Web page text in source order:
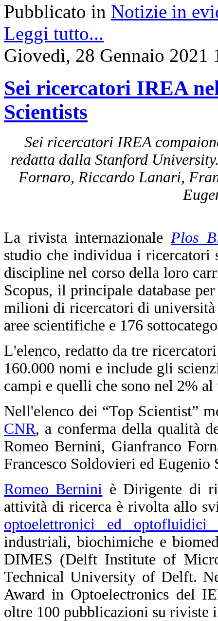
Pubblicato in Notizie in
Leggi tutto...
Giovedì, 28 Gennaio 2021
Sei ricercatori IREA
Scientists
Sei ricercatori IREA
redatta dalla Stanford
Fornaro, Riccardo Lanari,
La rivista internazionale Plos
studio che individua i
discipline nel corso della loro
Scopus, il principale database
milioni di ricercatori di
aree scientifiche e 176
L'elenco, redatto da tre
160.000 nomi e include gli
campi e quelli che sono nel 2%
Nell'elenco dei “Top Scientist”
CNR, a conferma della qualità
Romeo Bernini, Gianfranco
Francesco Soldovieri ed Eugenio
Romeo Bernini è Dirigente di
attività di ricerca è rivolta allo
optoelettronici ed optofluidici
industriali, biochimiche e
DIMES (Delft Institute of
Technical University of Delft.
Award in Optoelectronics del
oltre 100 pubblicazioni su riviste